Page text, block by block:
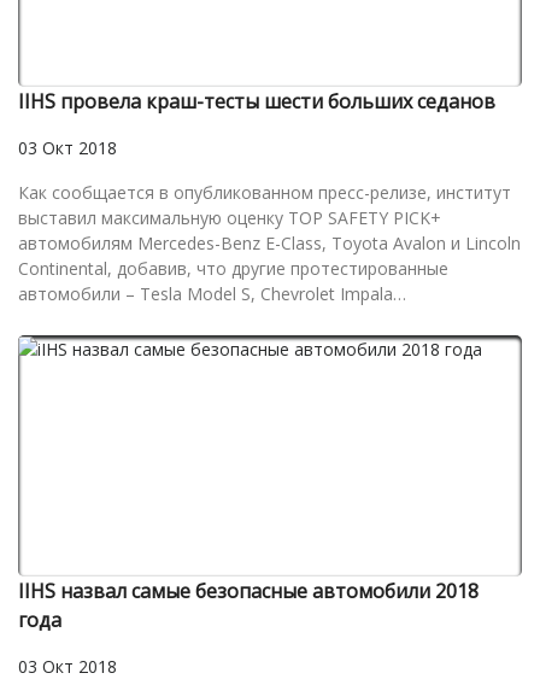
IIHS провела краш-тесты шести больших седанов
03 Окт 2018
Как сообщается в опубликованном пресс-релизе, институт
выставил максимальную оценку TOP SAFETY PICK+
автомобилям Mercedes-Benz E-Class, Toyota Avalon и Lincoln
Continental, добавив, что другие протестированные
автомобили – Tesla Model S, Chevrolet Impala…
IIHS назвал самые безопасные автомобили 2018
года
03 Окт 2018